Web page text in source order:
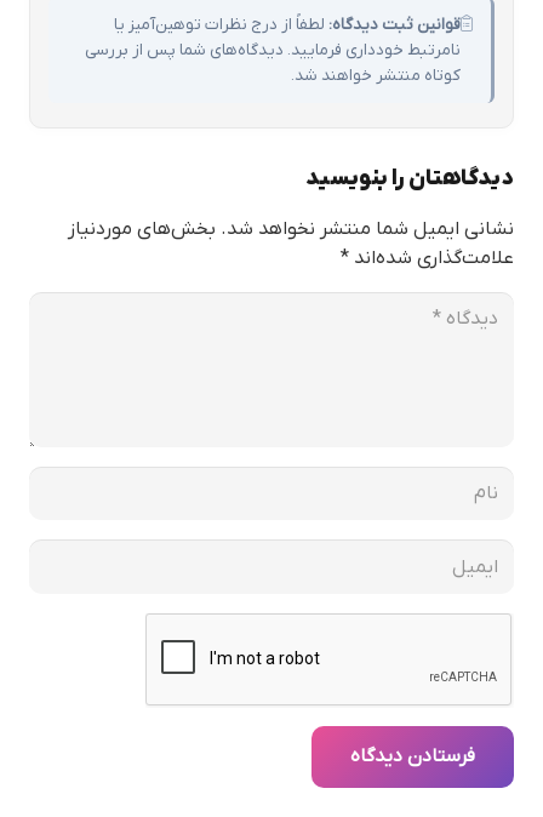
قوانین ثبت دیدگاه: لطفاً از درج نظرات توهین‌آمیز یا
نامرتبط خودداری فرمایید. دیدگاه‌های شما پس از بررسی
کوتاه منتشر خواهند شد.
دیدگاهتان را بنویسید
نشانی ایمیل شما منتشر نخواهد شد. بخش‌های موردنیاز
علامت‌گذاری شده‌اند *
فرستادن دیدگاه